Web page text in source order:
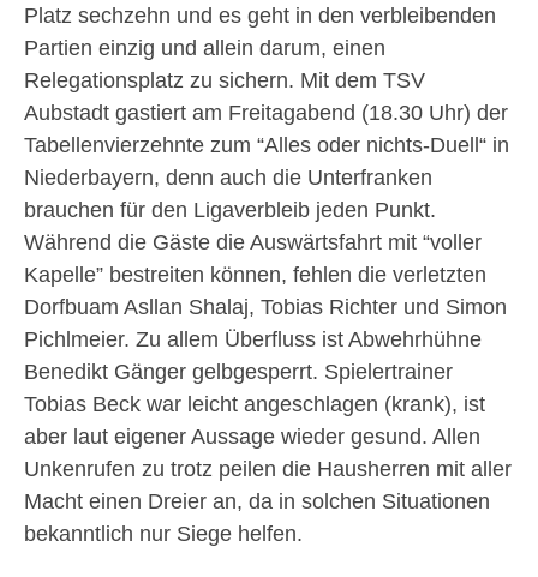
Platz sechzehn und es geht in den verbleibenden
Partien einzig und allein darum, einen
Relegationsplatz zu sichern. Mit dem TSV
Aubstadt gastiert am Freitagabend (18.30 Uhr) der
Tabellenvierzehnte zum “Alles oder nichts-Duell“ in
Niederbayern, denn auch die Unterfranken
brauchen für den Ligaverbleib jeden Punkt.
Während die Gäste die Auswärtsfahrt mit “voller
Kapelle” bestreiten können, fehlen die verletzten
Dorfbuam Asllan Shalaj, Tobias Richter und Simon
Pichlmeier. Zu allem Überfluss ist Abwehrhühne
Benedikt Gänger gelbgesperrt. Spielertrainer
Tobias Beck war leicht angeschlagen (krank), ist
aber laut eigener Aussage wieder gesund. Allen
Unkenrufen zu trotz peilen die Hausherren mit aller
Macht einen Dreier an, da in solchen Situationen
bekanntlich nur Siege helfen.